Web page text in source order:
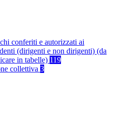
conferiti e autorizzati ai
(dirigenti e non dirigenti) (da
in tabelle) 119
collettiva 3